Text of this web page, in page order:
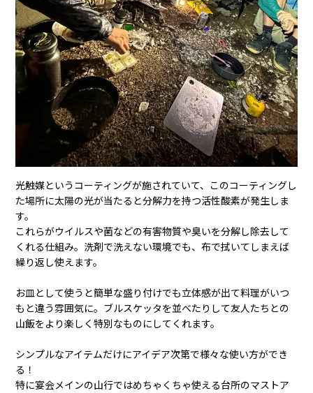
光触媒というコーティングが施されていて、このコーティングし
た場所に太陽の光が当たると分解力を持つ活性酸素が発生しま
す。
これらがウイルスや菌などの有害物質や臭いを分解し除去して
くれる仕組み。洗剤で洗えない環境でも、布で拭いてしまえば
繰り返し使えます。
お皿として使うと簡単な盛り付けでも立体感が出て料理がいつ
もと違う雰囲気に。ブルスケッタを並べたりして友人たちとの
山飯をより楽しく特別なものにしてくれます。
シンプルなアイテムだけにアイデア次第で様々な使い方ができ
る！
特に宴会メインの山行ではめちゃくちゃ使える台所のマストア